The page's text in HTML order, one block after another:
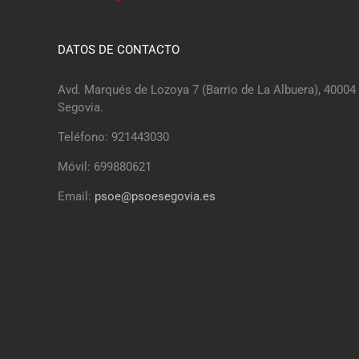
DATOS DE CONTACTO
Avd. Marqués de Lozoya 7 (Barrio de La Albuera), 40004
Segovia.
Teléfono: 921443030
Móvil: 699880621
Email: psoe@psoesegovia.es